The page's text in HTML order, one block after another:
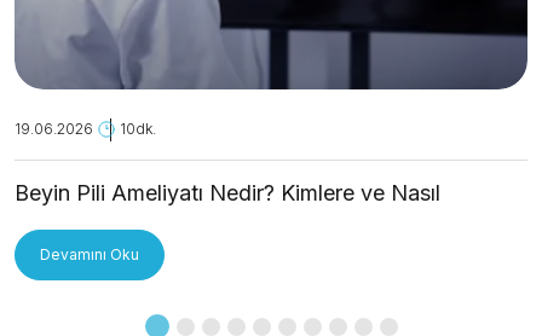
19.06.2026 10dk.
Beyin Pili Ameliyatı Nedir? Kimlere ve Nasıl
Devamını Oku